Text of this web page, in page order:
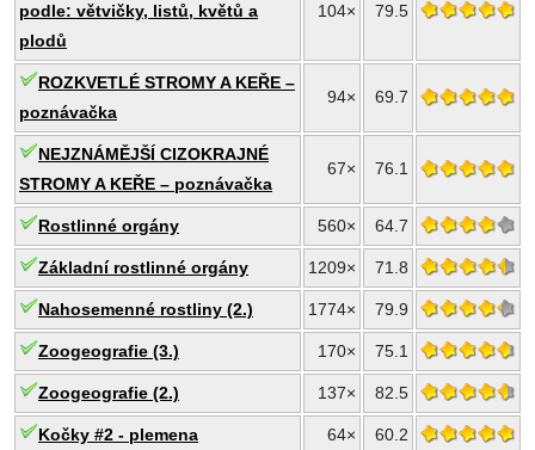
podle: větvičky, listů, květů a
plodů
104× 79.5
ROZKVETLÉ STROMY A KEŘE –
poznávačka
94× 69.7
NEJZNÁMĚJŠÍ CIZOKRAJNÉ
STROMY A KEŘE – poznávačka
67× 76.1
Rostlinné orgány 560× 64.7
Základní rostlinné orgány 1209× 71.8
Nahosemenné rostliny (2.) 1774× 79.9
Zoogeografie (3.) 170× 75.1
Zoogeografie (2.) 137× 82.5
Kočky #2 - plemena 64× 60.2